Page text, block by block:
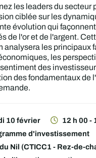
les leaders du secteur
ciblée sur les
évolution qui
de l'or et de l'argent.
analysera les principaux
les
des
des fondamentaux de
10 février
12 h 00 -
d'investissement
Nil (CTICC1 - Rez-de-